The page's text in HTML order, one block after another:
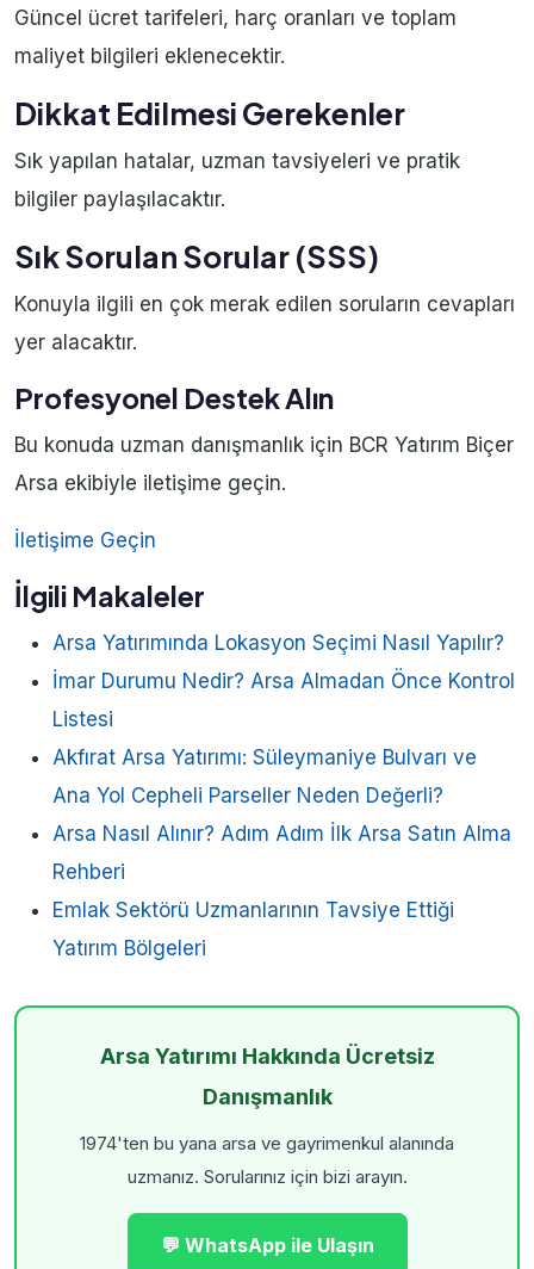
Güncel ücret tarifeleri, harç oranları ve toplam
maliyet bilgileri eklenecektir.
Dikkat Edilmesi Gerekenler
Sık yapılan hatalar, uzman tavsiyeleri ve pratik
bilgiler paylaşılacaktır.
Sık Sorulan Sorular (SSS)
Konuyla ilgili en çok merak edilen soruların cevapları
yer alacaktır.
Profesyonel Destek Alın
Bu konuda uzman danışmanlık için BCR Yatırım Biçer
Arsa ekibiyle iletişime geçin.
İletişime Geçin
İlgili Makaleler
Arsa Yatırımında Lokasyon Seçimi Nasıl Yapılır?
İmar Durumu Nedir? Arsa Almadan Önce Kontrol
Listesi
Akfırat Arsa Yatırımı: Süleymaniye Bulvarı ve
Ana Yol Cepheli Parseller Neden Değerli?
Arsa Nasıl Alınır? Adım Adım İlk Arsa Satın Alma
Rehberi
Emlak Sektörü Uzmanlarının Tavsiye Ettiği
Yatırım Bölgeleri
Arsa Yatırımı Hakkında Ücretsiz
Danışmanlık
1974'ten bu yana arsa ve gayrimenkul alanında
uzmanız. Sorularınız için bizi arayın.
💬 WhatsApp ile Ulaşın